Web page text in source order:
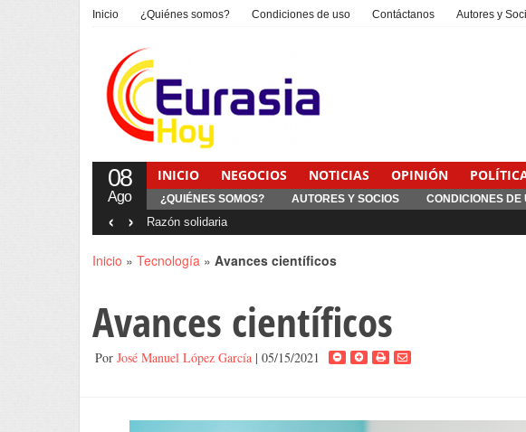
Inicio ¿Quiénes somos? Condiciones de uso Contáctanos Autores y
08
Ago
INICIO NEGOCIOS NOTICIAS OPINIÓN
¿QUIÉNES SOMOS? AUTORES Y SOCIOS CONDICIONES DE
Interventionism estatal
‹ ›
Inicio » Tecnología » Avances científicos
Avances científicos
Por José Manuel López García | 05/15/2021